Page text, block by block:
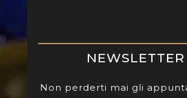
NEWSLETTER
Non perderti mai gli